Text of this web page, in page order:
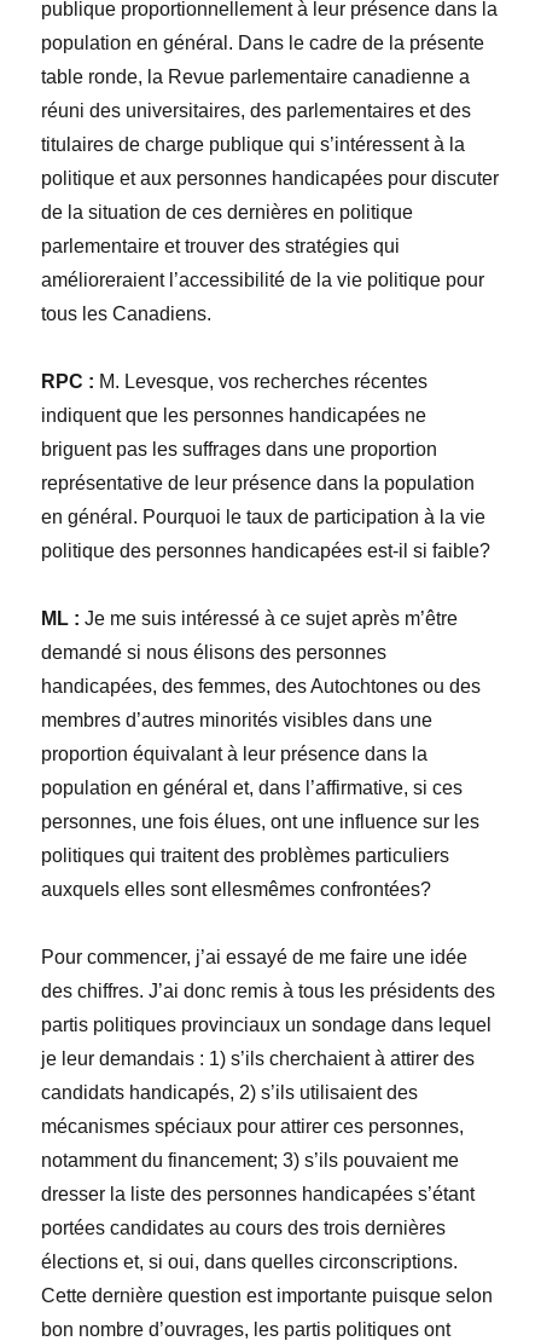
publique proportionnellement à leur présence dans la
population en général. Dans le cadre de la présente
table ronde, la Revue parlementaire canadienne a
réuni des universitaires, des parlementaires et des
titulaires de charge publique qui s’intéressent à la
politique et aux personnes handicapées pour discuter
de la situation de ces dernières en politique
parlementaire et trouver des stratégies qui
amélioreraient l’accessibilité de la vie politique pour
tous les Canadiens.
RPC : M. Levesque, vos recherches récentes
indiquent que les personnes handicapées ne
briguent pas les suffrages dans une proportion
représentative de leur présence dans la population
en général. Pourquoi le taux de participation à la vie
politique des personnes handicapées est-il si faible?
ML : Je me suis intéressé à ce sujet après m’être
demandé si nous élisons des personnes
handicapées, des femmes, des Autochtones ou des
membres d’autres minorités visibles dans une
proportion équivalant à leur présence dans la
population en général et, dans l’affirmative, si ces
personnes, une fois élues, ont une influence sur les
politiques qui traitent des problèmes particuliers
auxquels elles sont ellesmêmes confrontées?
Pour commencer, j’ai essayé de me faire une idée
des chiffres. J’ai donc remis à tous les présidents des
partis politiques provinciaux un sondage dans lequel
je leur demandais : 1) s’ils cherchaient à attirer des
candidats handicapés, 2) s’ils utilisaient des
mécanismes spéciaux pour attirer ces personnes,
notamment du financement; 3) s’ils pouvaient me
dresser la liste des personnes handicapées s’étant
portées candidates au cours des trois dernières
élections et, si oui, dans quelles circonscriptions.
Cette dernière question est importante puisque selon
bon nombre d’ouvrages, les partis politiques ont